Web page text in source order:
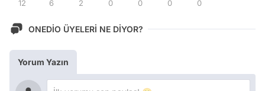
12 6 2 0 0 0 0
ONEDİO ÜYELERİ NE DİYOR?
Yorum Yazın